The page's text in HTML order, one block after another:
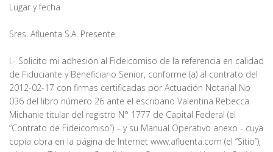
Lugar y fecha
Sres. Afluenta S.A. Presente
I.- Solicito mi adhesión al Fideicomiso de la referencia en calidad
de Fiduciante y Beneficiario Senior, conforme (a) al contrato del
2012-02-17 con firmas certificadas por Actuación Notarial No
036 del libro número 26 ante el escribano Valentina Rebecca
Michanie titular del registro N° 1777 de Capital Federal (el
“Contrato de Fideicomiso”) – y su Manual Operativo anexo - cuya
copia obra en la página de Internet www.afluenta.com (el “Sitio”),